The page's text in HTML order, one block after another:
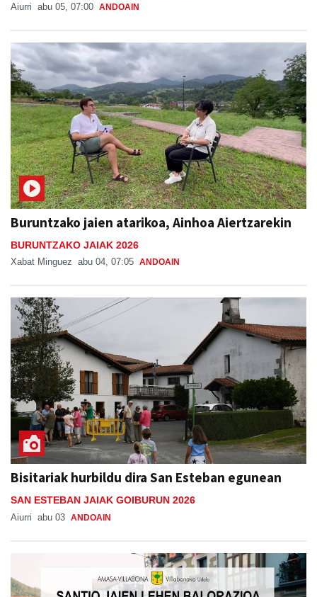
Aiurri abu 05, 07:00 ANDOAIN
Buruntzako jaien atarikoa, Ainhoa Aiertzarekin
BURUNTZAKO JAIAK 2026
Xabat Minguez abu 04, 07:05 ANDOAIN
Bisitariak hurbildu dira San Esteban egunean
SAN ESTEBAN JAIAK GOIBURUN 2026
Aiurri abu 03 ANDOAIN